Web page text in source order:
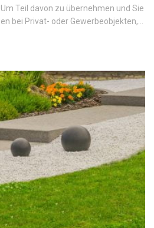
Teil davon zu übernehmen und Sie
bei Privat- oder Gewerbeobjekten,…